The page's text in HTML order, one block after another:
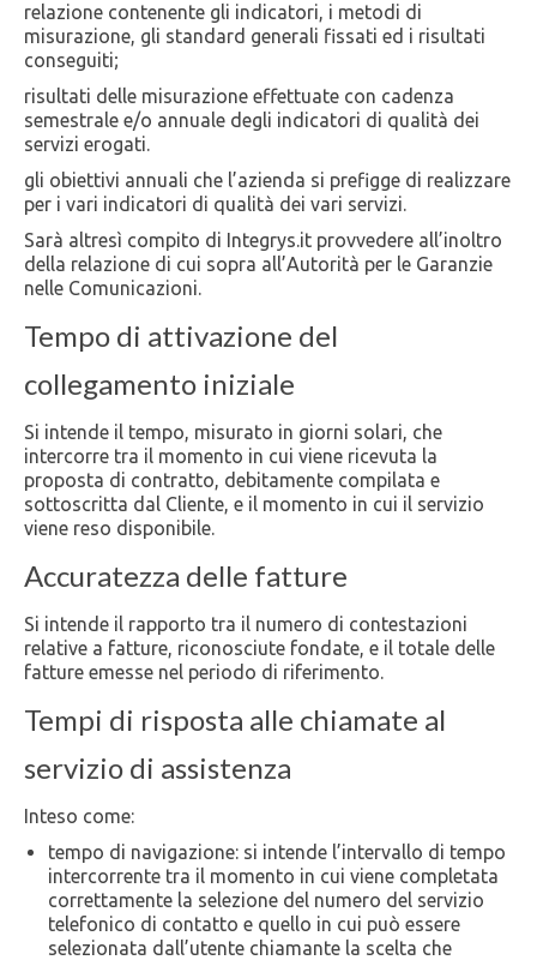
relazione contenente gli indicatori, i metodi di
misurazione, gli standard generali fissati ed i risultati
conseguiti;
risultati delle misurazione effettuate con cadenza
semestrale e/o annuale degli indicatori di qualità dei
servizi erogati.
gli obiettivi annuali che l’azienda si prefigge di realizzare
per i vari indicatori di qualità dei vari servizi.
Sarà altresì compito di Integrys.it provvedere all’inoltro
della relazione di cui sopra all’Autorità per le Garanzie
nelle Comunicazioni.
Tempo di attivazione del
collegamento iniziale
Si intende il tempo, misurato in giorni solari, che
intercorre tra il momento in cui viene ricevuta la
proposta di contratto, debitamente compilata e
sottoscritta dal Cliente, e il momento in cui il servizio
viene reso disponibile.
Accuratezza delle fatture
Si intende il rapporto tra il numero di contestazioni
relative a fatture, riconosciute fondate, e il totale delle
fatture emesse nel periodo di riferimento.
Tempi di risposta alle chiamate al
servizio di assistenza
Inteso come:
tempo di navigazione: si intende l’intervallo di tempo
intercorrente tra il momento in cui viene completata
correttamente la selezione del numero del servizio
telefonico di contatto e quello in cui può essere
selezionata dall’utente chiamante la scelta che